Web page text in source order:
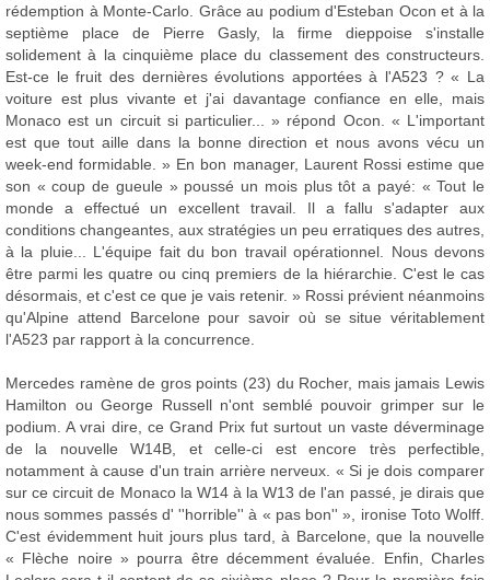
rédemption à Monte-Carlo. Grâce au podium d'Esteban Ocon et à la
septième place de Pierre Gasly, la firme dieppoise s'installe
solidement à la cinquième place du classement des constructeurs.
Est-ce le fruit des dernières évolutions apportées à l'A523 ? « La
voiture est plus vivante et j'ai davantage confiance en elle, mais
Monaco est un circuit si particulier... » répond Ocon. « L'important
est que tout aille dans la bonne direction et nous avons vécu un
week-end formidable. » En bon manager, Laurent Rossi estime que
son « coup de gueule » poussé un mois plus tôt a payé: « Tout le
monde a effectué un excellent travail. Il a fallu s'adapter aux
conditions changeantes, aux stratégies un peu erratiques des autres,
à la pluie... L'équipe fait du bon travail opérationnel. Nous devons
être parmi les quatre ou cinq premiers de la hiérarchie. C'est le cas
désormais, et c'est ce que je vais retenir. » Rossi prévient néanmoins
qu'Alpine attend Barcelone pour savoir où se situe véritablement
l'A523 par rapport à la concurrence.
Mercedes ramène de gros points (23) du Rocher, mais jamais Lewis
Hamilton ou George Russell n'ont semblé pouvoir grimper sur le
podium. A vrai dire, ce Grand Prix fut surtout un vaste déverminage
de la nouvelle W14B, et celle-ci est encore très perfectible,
notamment à cause d'un train arrière nerveux. « Si je dois comparer
sur ce circuit de Monaco la W14 à la W13 de l'an passé, je dirais que
nous sommes passés d' ''horrible'' à « pas bon'' », ironise Toto Wolff.
C'est évidemment huit jours plus tard, à Barcelone, que la nouvelle
« Flèche noire » pourra être décemment évaluée. Enfin, Charles